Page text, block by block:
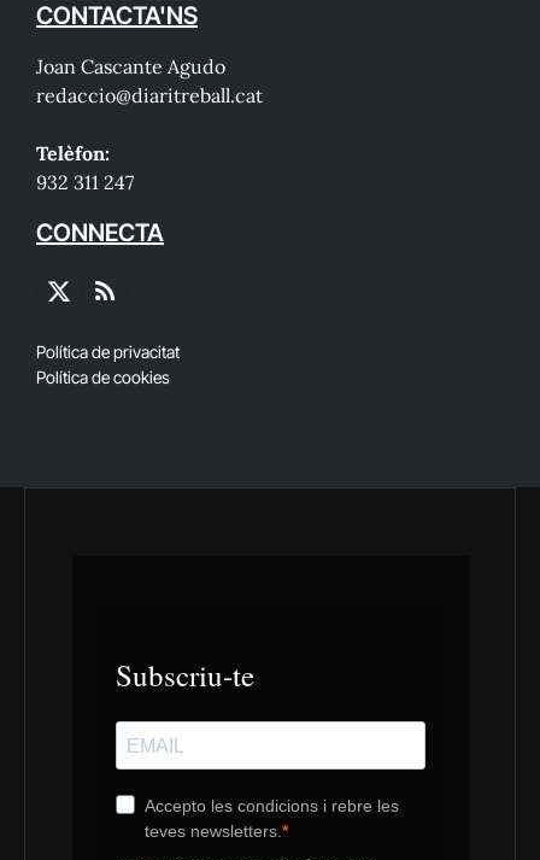
CONTACTA'NS
Joan Cascante Agudo
redaccio@diaritreball.cat
Telèfon:
932 311 247
CONNECTA
X
RSS
Política de privacitat
Política de cookies